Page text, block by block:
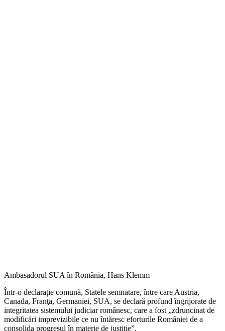
Ambasadorul SUA în România, Hans Klemm
Într-o declarație comună, Statele semnatare, între care Austria,
Canada, Franţa, Germaniei, SUA, se declară profund îngrijorate de
integritatea sistemului judiciar românesc, care a fost „zdruncinat de
modificări imprevizibile ce nu întăresc eforturile României de a
consolida progresul în materie de justiție”.